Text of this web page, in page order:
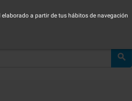
a partir de tus hábitos de navegación
